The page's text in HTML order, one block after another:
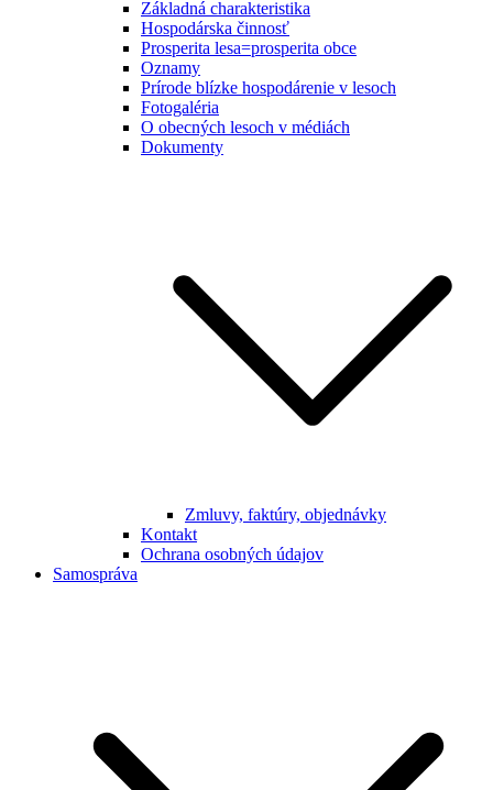
Základná charakteristika
Hospodárska činnosť
Prosperita lesa=prosperita obce
Oznamy
Prírode blízke hospodárenie v lesoch
Fotogaléria
O obecných lesoch v médiách
Dokumenty
Zmluvy, faktúry, objednávky
Kontakt
Ochrana osobných údajov
Samospráva